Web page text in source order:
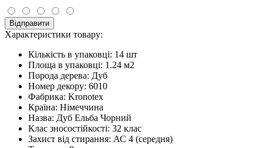
Відправити
Характеристики товару:
Кількість в упаковці: 14 шт
Площа в упаковці: 1.24 м2
Порода дерева: Дуб
Номер декору: 6010
Фабрика: Kronotex
Країна: Німеччина
Назва: Дуб Ельба Чорний
Клас зносостійкості: 32 клас
Захист від стирання: АС 4 (середня)